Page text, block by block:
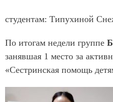
3 место
студентам: Типухиной
По итогам недели группе
занявшая 1 место за
«Сестринская помощь